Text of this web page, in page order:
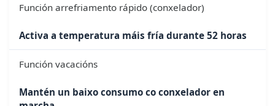
Función arrefriamento rápido (conxelador)
Activa a temperatura máis fría durante 52 horas
Función vacacións
Mantén un baixo consumo co conxelador en